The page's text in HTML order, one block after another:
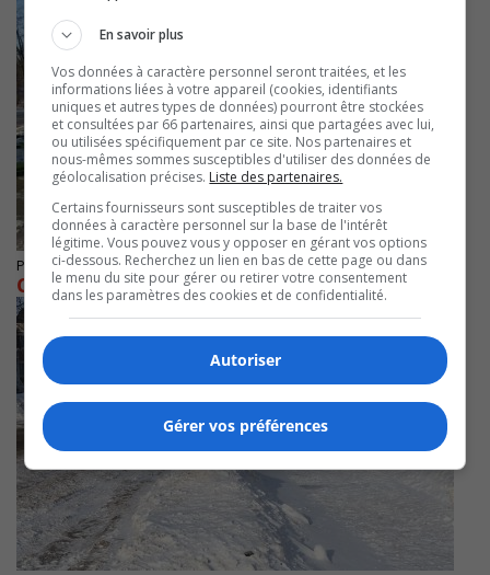
Publié le 13 mars 2019 à 17h59
Carignan casse la glace sur la rivière l’Acadie
En savoir plus
Vos données à caractère personnel seront traitées, et les
informations liées à votre appareil (cookies, identifiants
uniques et autres types de données) pourront être stockées
et consultées par 66 partenaires, ainsi que partagées avec lui,
ou utilisées spécifiquement par ce site. Nos partenaires et
nous-mêmes sommes susceptibles d'utiliser des données de
géolocalisation précises. Liste des partenaires.
Certains fournisseurs sont susceptibles de traiter vos
données à caractère personnel sur la base de l'intérêt
légitime. Vous pouvez vous y opposer en gérant vos options
ci-dessous. Recherchez un lien en bas de cette page ou dans
le menu du site pour gérer ou retirer votre consentement
dans les paramètres des cookies et de confidentialité.
Autoriser
Gérer vos préférences